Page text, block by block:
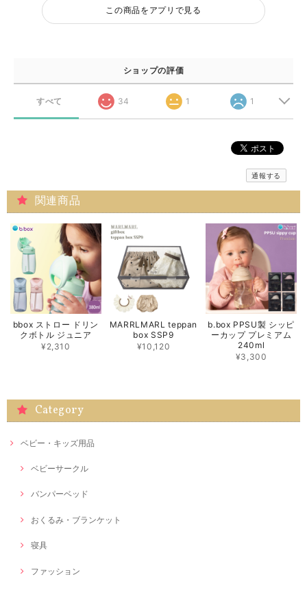
この商品をアプリで見る
ショップの評価
すべて 34 1 1
通報する
関連商品
bbox ストロー ドリン
クボトル ジュニア
¥2,310
MARRLMARL teppan
box SSP9
¥10,120
b.box PPSU製 シッピ
ーカップ プレミアム
240ml
¥3,300
Category
ベビー・キッズ用品
ベビーサークル
バンパーベッド
おくるみ・ブランケット
寝具
ファッション